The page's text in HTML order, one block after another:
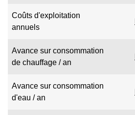
Coûts d'exploitation
annuels
Avance sur consommation
de chauffage / an
Avance sur consommation
d'eau / an